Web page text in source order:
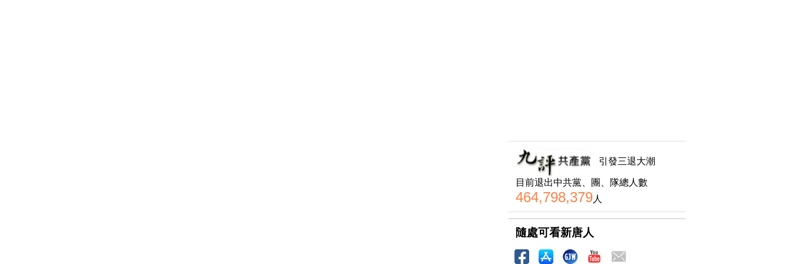
引發三退大潮
目前退出中共黨、團、隊總人數
464,798,379人
隨處可看新唐人